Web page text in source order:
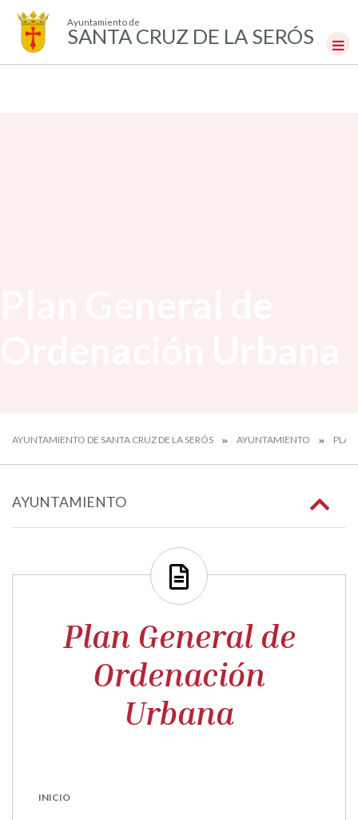
Ayuntamiento de
SANTA CRUZ DE LA SERÓS
AYUNTAMIENTO DE SANTA CRUZ DE LA SERÓS AYUNTAMIENTO
AYUNTAMIENTO
Plan General de
Ordenación
Urbana
INICIO